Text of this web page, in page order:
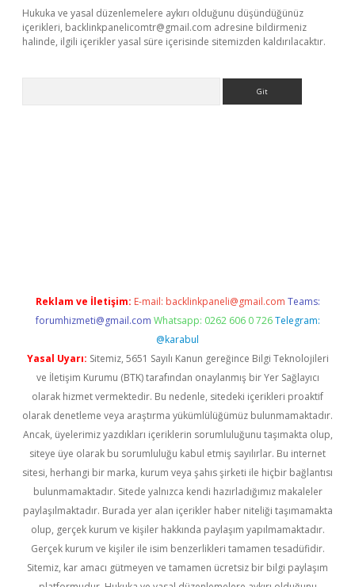
Hukuka ve yasal düzenlemelere aykırı olduğunu düşündüğünüz
içerikleri, backlinkpanelicomtr@gmail.com adresine bildirmeniz
halinde, ilgili içerikler yasal süre içerisinde sitemizden kaldırılacaktır.
Reklam ve İletişim: E-mail: backlinkpaneli@gmail.com Teams:
forumhizmeti@gmail.com Whatsapp: 0262 606 0 726 Telegram:
@karabul
Yasal Uyarı: Sitemiz, 5651 Sayılı Kanun gereğince Bilgi Teknolojileri
ve İletişim Kurumu (BTK) tarafından onaylanmış bir Yer Sağlayıcı
olarak hizmet vermektedir. Bu nedenle, sitedeki içerikleri proaktif
olarak denetleme veya araştırma yükümlülüğümüz bulunmamaktadır.
Ancak, üyelerimiz yazdıkları içeriklerin sorumluluğunu taşımakta olup,
siteye üye olarak bu sorumluluğu kabul etmiş sayılırlar. Bu internet
sitesi, herhangi bir marka, kurum veya şahıs şirketi ile hiçbir bağlantısı
bulunmamaktadır. Sitede yalnızca kendi hazırladığımız makaleler
paylaşılmaktadır. Burada yer alan içerikler haber niteliği taşımamakta
olup, gerçek kurum ve kişiler hakkında paylaşım yapılmamaktadır.
Gerçek kurum ve kişiler ile isim benzerlikleri tamamen tesadüfidir.
Sitemiz, kar amacı gütmeyen ve tamamen ücretsiz bir bilgi paylaşım